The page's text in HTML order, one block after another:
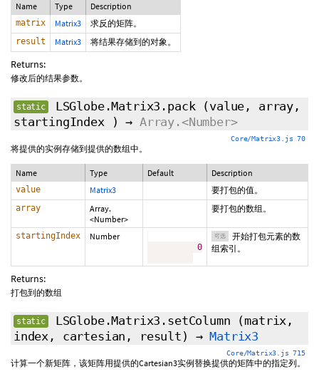
Name Type Description
matrix Matrix3 求反的矩阵。
result Matrix3 将结果存储到的对象。
Returns:
修改后的结果参数。
static LSGlobe.Matrix3.pack (value, array,
startingIndex
)→ Array.<Number>
Core/Matrix3.js 70
将提供的实例存储到提供的数组中。
Name Type Default Description
value Matrix3 要打包的值。
array
Array.
<Number>
要打包的数组。
startingIndex Number
0
可选
开始打包元素的数
组索引。
Returns:
打包到的数组
static LSGlobe.Matrix3.setColumn
(matrix,
index, cartesian, result) →Matrix3
Core/Matrix3.js 715
计算一个新矩阵，该矩阵用提供的Cartesian3实例替换提供的矩阵中的指定列。